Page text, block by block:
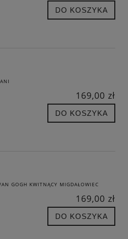
DO KOSZYKA
169,00 zł
DO KOSZYKA
GOGH KWITNĄCY MIGDAŁOWIEC
169,00 zł
DO KOSZYKA